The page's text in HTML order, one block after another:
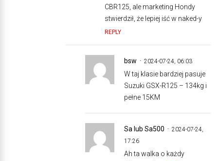
CBR125, ale marketing Hondy
stwierdził, że lepiej iść w naked-y
REPLY
bsw 2024-07-24, 06:03
W taj klasie bardziej pasuje
Suzuki GSX-R125 – 134kg i
pełne 15KM
Sa lub Sa500
2024-07-24,
17:26
Ah ta walka o każdy